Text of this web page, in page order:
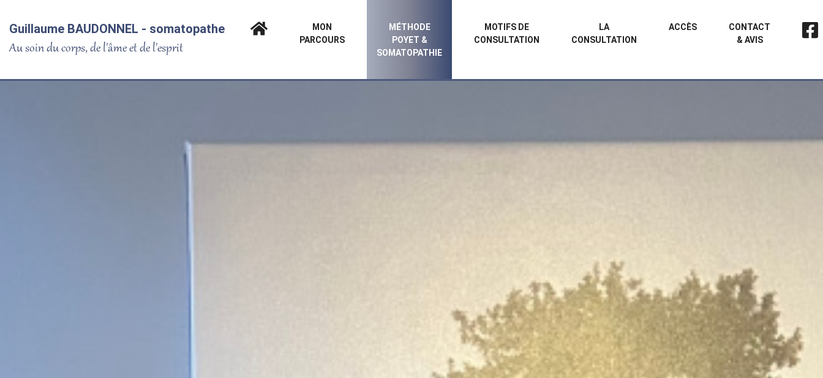
Guillaume BAUDONNEL - somatopathe
Au soin du corps, de l'âme et de l'esprit
MON
PARCOURS
MÉTHODE
POYET &
SOMATOPATHIE
MOTIFS DE
CONSULTATION
LA
CONSULTATION
ACCÈS
CONTACT
& AVIS